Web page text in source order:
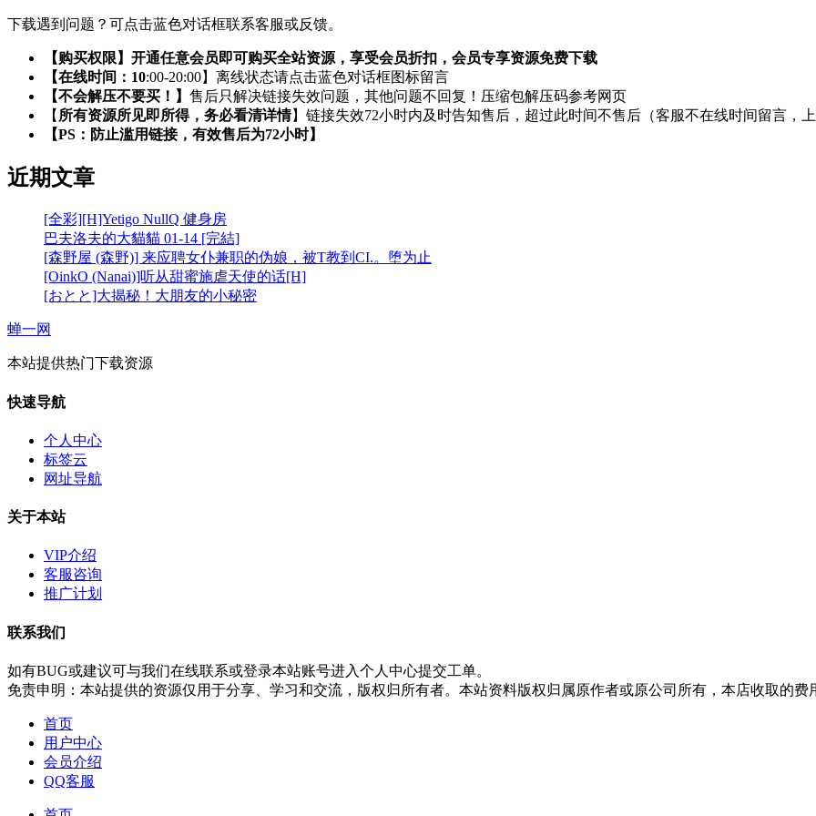
下载遇到问题？可点击蓝色对话框联系客服或反馈。
【购买权限】开通任意会员即可购买全站资源，享受会员折扣，会员专享资源免费下载
【在线时间：10:00-20:00】离线状态请点击蓝色对话框图标留言
【不会解压不要买！】 售后只解决链接失效问题，其他问题不回复！压缩包解压码参考网页
【 所有资源所见即所得，务必看清详情】链接失效72小时内及时告知售后，超过此时间不售后（客服不在线时间留言，上
【PS：防止滥用链接，有效售后为72小时】
近期文章
[全彩][H]Yetigo NullQ 健身房
巴夫洛夫的大貓貓 01-14 [完結]
[森野屋 (森野)] 来应聘女仆兼职的伪娘，被T教到CI.。堕为止
[OinkO (Nanai)]听从甜蜜施虐天使的话[H]
[おとと]大揭秘！大朋友的小秘密
蝉一网
本站提供热门下载资源
快速导航
个人中心
标签云
网址导航
关于本站
VIP介绍
客服咨询
推广计划
联系我们
如有BUG或建议可与我们在线联系或登录本站账号进入个人中心提交工单。
免责申明：本站提供的资源仅用于分享、学习和交流，版权归所有者。本站资料版权归属原作者或原公司所有，本店收取的费
首页
用户中心
会员介绍
QQ客服